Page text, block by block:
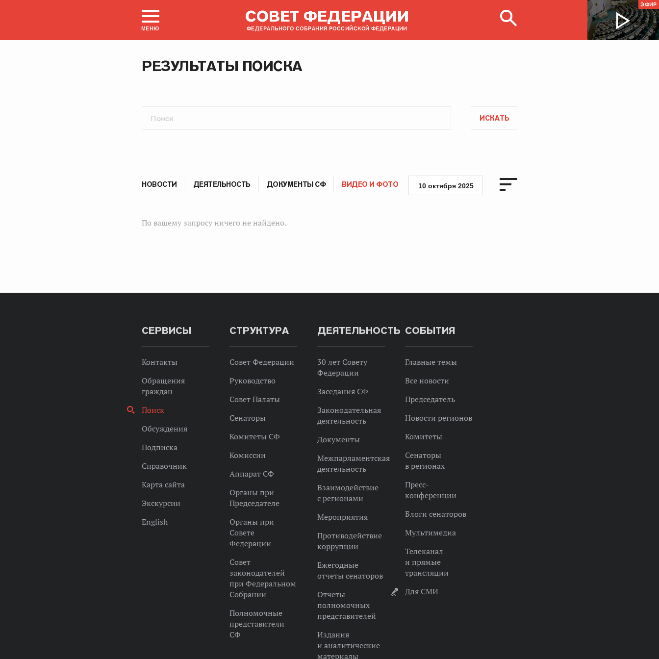
МЕНЮ
СОВЕТ ФЕДЕРАЦИИ
ФЕДЕРАЛЬНОГО СОБРАНИЯ РОССИЙСКОЙ ФЕДЕРАЦИИ
ЭФИР
РЕЗУЛЬТАТЫ ПОИСКА
ИСКАТЬ
НОВОСТИ ДЕЯТЕЛЬНОСТЬ ДОКУМЕНТЫ СФ ВИДЕО И ФОТО 10 октября 2025
По вашему запросу ничего не найдено.
СЕРВИСЫ
Контакты
Обращения
граждан
Поиск
Обсуждения
Подписка
Справочник
Карта сайта
Экскурсии
English
СТРУКТУРА
Совет Федерации
Руководство
Совет Палаты
Сенаторы
Комитеты СФ
Комиссии
Аппарат СФ
Органы при
Председателе
Органы при
Совете
Федерации
Совет
законодателей
при Федеральном
Собрании
Полномочные
представители
СФ
ДЕЯТЕЛЬНОСТЬ
30 лет Совету
Федерации
Заседания СФ
Законодательная
деятельность
Документы
Межпарламентская
деятельность
Взаимодействие
с регионами
Мероприятия
Противодействие
коррупции
Ежегодные
отчеты сенаторов
Отчеты
полномочных
представителей
Издания
и аналитические
материалы
СОБЫТИЯ
Главные темы
Все новости
Председатель
Новости регионов
Комитеты
Сенаторы
в регионах
Пресс-
конференции
Блоги сенаторов
Мультимедиа
Телеканал
и прямые
трансляции
Для СМИ